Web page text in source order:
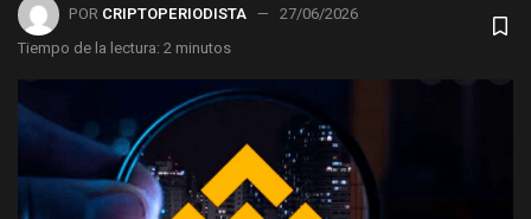
POR CRIPTOPERIODISTA
27/06/2026
Tiempo de la lectura: 2 minutos